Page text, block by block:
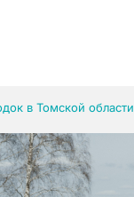
в Томской области